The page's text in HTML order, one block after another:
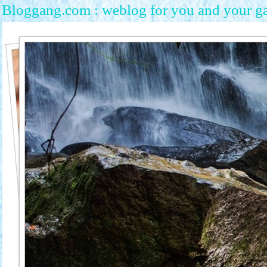
Bloggang.com : weblog for you and your